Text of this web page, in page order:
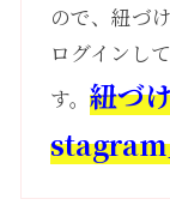
ので、紐づ
ログインし
す。 紐づ
stagram